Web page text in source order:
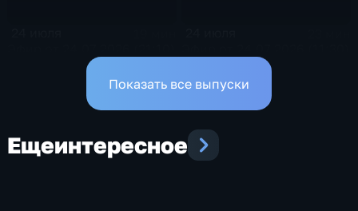
Показать все выпуски
Ещеинтересное